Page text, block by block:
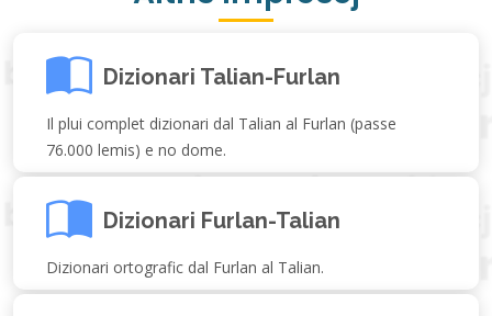
Dizionari Talian-Furlan
Il plui complet dizionari dal Talian al Furlan (passe
76.000 lemis) e no dome.
Dizionari Furlan-Talian
Dizionari ortografic dal Furlan al Talian.